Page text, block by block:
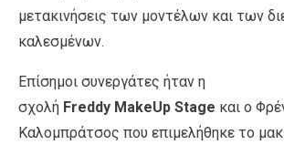
μετακινήσεις των μοντέλων και των
καλεσμένων.
Επίσημοι συνεργάτες ήταν η
σχολή Freddy MakeUp Stage και ο
Καλομπράτσος που επιμελήθηκε το